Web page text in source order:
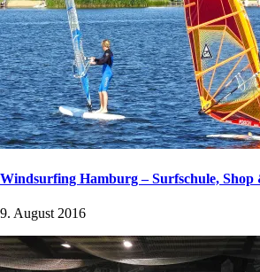
Windsurfing Hamburg – Surfschule, Shop
9. August 2016